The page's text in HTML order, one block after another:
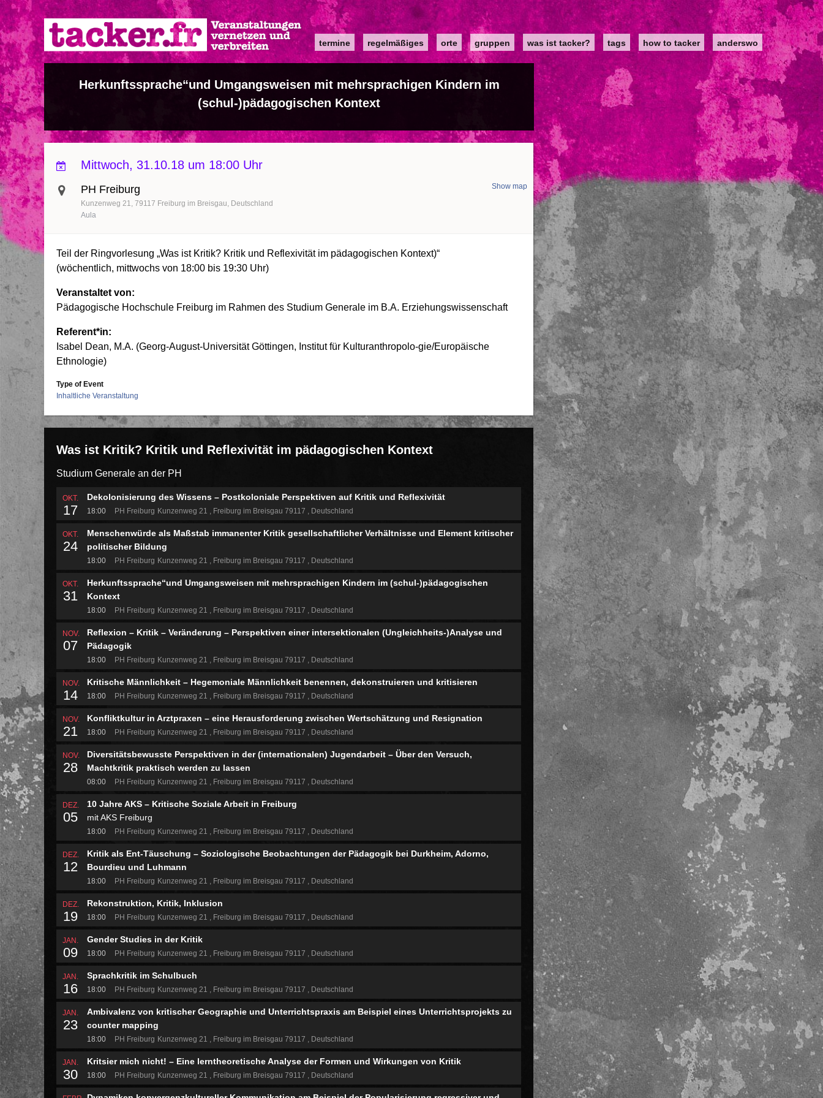
Direkt
zum
Inhalt
Main
navigation
termine regelmäßiges orte gruppen was ist tacker? tags how to tacker anderswo
Herkunftssprache“und Umgangsweisen mit mehrsprachigen Kindern im
(schul-)pädagogischen Kontext
Mittwoch, 31.10.18 um 18:00 Uhr
PH Freiburg
Kunzenweg 21 79117 Freiburg im Breisgau Deutschland
Show map
Aula
Teil der Ringvorlesung „Was ist Kritik? Kritik und Reflexivität im pädagogischen Kontext)“
(wöchentlich, mittwochs von 18:00 bis 19:30 Uhr)
Veranstaltet von:
Pädagogische Hochschule Freiburg im Rahmen des Studium Generale im B.A. Erziehungswissenschaft
Referent*in:
Isabel Dean, M.A. (Georg-August-Universität Göttingen, Institut für Kulturanthropolo-gie/Europäische
Ethnologie)
Type of Event
Inhaltliche Veranstaltung
Was ist Kritik? Kritik und Reflexivität im pädagogischen Kontext
Studium Generale an der PH
OKT.
17
Dekolonisierung des Wissens – Postkoloniale Perspektiven auf Kritik und Reflexivität
18:00 PH Freiburg Kunzenweg 21 Freiburg im Breisgau 79117 Deutschland
OKT.
24
Menschenwürde als Maßstab immanenter Kritik gesellschaftlicher Verhältnisse und Element kritischer
politischer Bildung
18:00 PH Freiburg Kunzenweg 21 Freiburg im Breisgau 79117 Deutschland
OKT.
31
Herkunftssprache“und Umgangsweisen mit mehrsprachigen Kindern im (schul-)pädagogischen
Kontext
18:00 PH Freiburg Kunzenweg 21 Freiburg im Breisgau 79117 Deutschland
NOV.
07
Reflexion – Kritik – Veränderung – Perspektiven einer intersektionalen (Ungleichheits-)Analyse und
Pädagogik
18:00 PH Freiburg Kunzenweg 21 Freiburg im Breisgau 79117 Deutschland
NOV.
14
Kritische Männlichkeit – Hegemoniale Männlichkeit benennen, dekonstruieren und kritisieren
18:00 PH Freiburg Kunzenweg 21 Freiburg im Breisgau 79117 Deutschland
NOV.
21
Konfliktkultur in Arztpraxen – eine Herausforderung zwischen Wertschätzung und Resignation
18:00 PH Freiburg Kunzenweg 21 Freiburg im Breisgau 79117 Deutschland
NOV.
28
Diversitätsbewusste Perspektiven in der (internationalen) Jugendarbeit – Über den Versuch,
Machtkritik praktisch werden zu lassen
08:00 PH Freiburg Kunzenweg 21 Freiburg im Breisgau 79117 Deutschland
DEZ.
05
10 Jahre AKS – Kritische Soziale Arbeit in Freiburg
mit AKS Freiburg
18:00 PH Freiburg Kunzenweg 21 Freiburg im Breisgau 79117 Deutschland
DEZ.
12
Kritik als Ent-Täuschung – Soziologische Beobachtungen der Pädagogik bei Durkheim, Adorno,
Bourdieu und Luhmann
18:00 PH Freiburg Kunzenweg 21 Freiburg im Breisgau 79117 Deutschland
DEZ.
19
Rekonstruktion, Kritik, Inklusion
18:00 PH Freiburg Kunzenweg 21 Freiburg im Breisgau 79117 Deutschland
JAN.
09
Gender Studies in der Kritik
18:00 PH Freiburg Kunzenweg 21 Freiburg im Breisgau 79117 Deutschland
JAN.
16
Sprachkritik im Schulbuch
18:00 PH Freiburg Kunzenweg 21 Freiburg im Breisgau 79117 Deutschland
JAN.
23
Ambivalenz von kritischer Geographie und Unterrichtspraxis am Beispiel eines Unterrichtsprojekts zu
counter mapping
18:00 PH Freiburg Kunzenweg 21 Freiburg im Breisgau 79117 Deutschland
JAN.
30
Kritsier mich nicht! – Eine lerntheoretische Analyse der Formen und Wirkungen von Kritik
18:00 PH Freiburg Kunzenweg 21 Freiburg im Breisgau 79117 Deutschland